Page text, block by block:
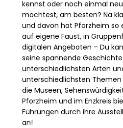
kennst oder noch einmal
möchtest, am besten? Na
und davon hat Pforzheim so
auf eigene Faust, in
digitalen Angeboten – Du
seine spannende
unterschiedlichsten Arten
unterschiedlichsten Themen
die Museen,
Pforzheim und im Enzkreis
Führungen durch ihre
an!